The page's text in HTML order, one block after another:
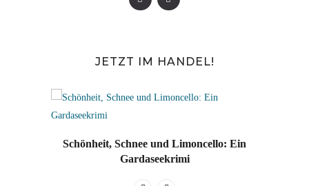
JETZT IM HANDEL!
Schönheit, Schnee und Limoncello: Ein
Gardaseekrimi